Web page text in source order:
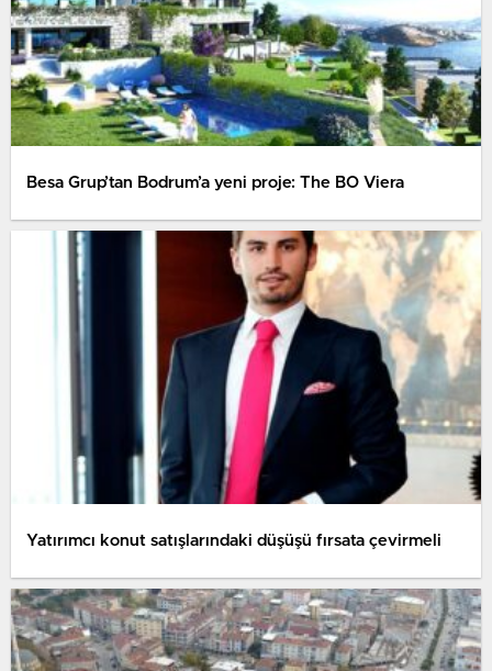
Besa Grup’tan Bodrum’a yeni proje: The BO Viera
Yatırımcı konut satışlarındaki düşüşü fırsata çevirmeli